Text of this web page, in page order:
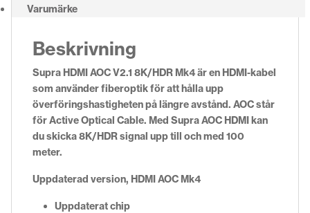
Varumärke
Beskrivning
Supra HDMI AOC V2.1 8K/HDR Mk4 är en HDMI-kabel
som använder fiberoptik för att hålla upp
överföringshastigheten på längre avstånd. AOC står
för Active Optical Cable. Med Supra AOC HDMI kan
du skicka 8K/HDR signal upp till och med 100
meter.
Uppdaterad version, HDMI AOC Mk4
Uppdaterat chip